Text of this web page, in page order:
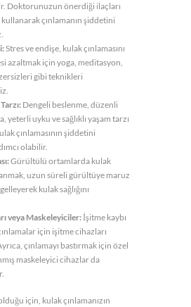
Doktorunuzun önerdiği ilaçları
çınlamanın şiddetini
Stres ve endişe, kulak çınlamasını
azaltmak için yoga, meditasyon,
gibi teknikleri
Dengeli beslenme, düzenli
yeterli uyku ve sağlıklı yaşam tarzı
çınlamasının şiddetini
olabilir.
Gürültülü ortamlarda kulak
uzun süreli gürültüye maruz
kulak sağlığını
veya Maskeleyiciler:İşitme kaybı
için işitme cihazları
çınlamayı bastırmak için özel
maskeleyici cihazlar da
için, kulak çınlamanızın